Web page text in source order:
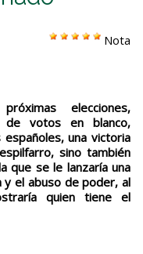
Nota
elecciones,
de votos en blanco,
una victoria
sino también
que se le lanzaría una
y el abuso de poder, al
quien tiene el